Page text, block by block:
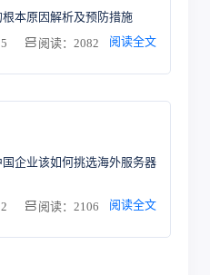
本原因解析及预防措施
阅读：2082 阅读全文
企业该如何挑选海外服务器
阅读：2106 阅读全文